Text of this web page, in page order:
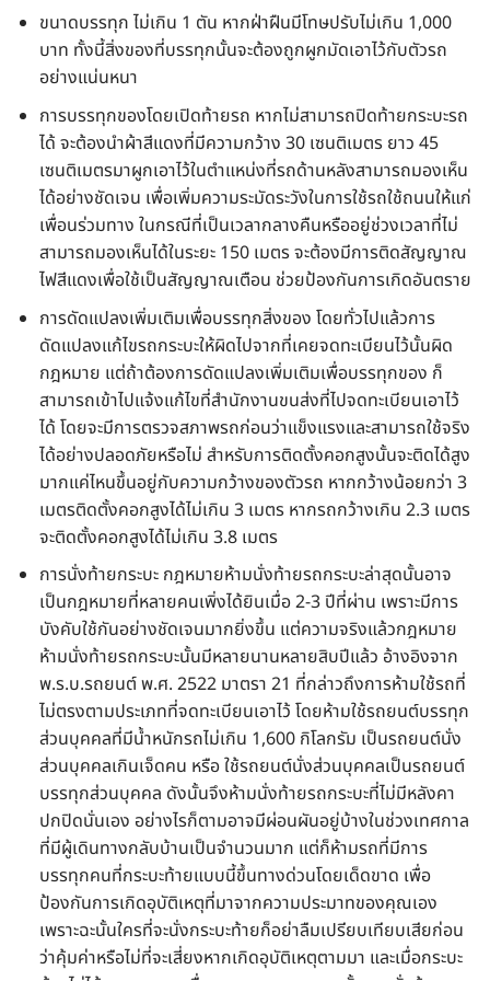
ขนาดบรรทุก ไม่เกิน 1 ตัน หากฝ่าฝืนมีโทษปรับไม่เกิน 1,000
บาท ทั้งนี้สิ่งของที่บรรทุกนั้นจะต้องถูกผูกมัดเอาไว้กับตัวรถ
อย่างแน่นหนา
การบรรทุกของโดยเปิดท้ายรถ หากไม่สามารถปิดท้ายกระบะรถ
ได้ จะต้องนำผ้าสีแดงที่มีความกว้าง 30 เซนติเมตร ยาว 45
เซนติเมตรมาผูกเอาไว้ในตำแหน่งที่รถด้านหลังสามารถมองเห็น
ได้อย่างชัดเจน เพื่อเพิ่มความระมัดระวังในการใช้รถใช้ถนนให้แก่
เพื่อนร่วมทาง ในกรณีที่เป็นเวลากลางคืนหรืออยู่ช่วงเวลาที่ไม่
สามารถมองเห็นได้ในระยะ 150 เมตร จะต้องมีการติดสัญญาณ
ไฟสีแดงเพื่อใช้เป็นสัญญาณเตือน ช่วยป้องกันการเกิดอันตราย
การดัดแปลงเพิ่มเติมเพื่อบรรทุกสิ่งของ โดยทั่วไปแล้วการ
ดัดแปลงแก้ไขรถกระบะให้ผิดไปจากที่เคยจดทะเบียนไว้นั้นผิด
กฎหมาย แต่ถ้าต้องการดัดแปลงเพิ่มเติมเพื่อบรรทุกของ ก็
สามารถเข้าไปแจ้งแก้ไขที่สำนักงานขนส่งที่ไปจดทะเบียนเอาไว้
ได้ โดยจะมีการตรวจสภาพรถก่อนว่าแข็งแรงและสามารถใช้จริง
ได้อย่างปลอดภัยหรือไม่ สำหรับการติดตั้งคอกสูงนั้นจะติดได้สูง
มากแค่ไหนขึ้นอยู่กับความกว้างของตัวรถ หากกว้างน้อยกว่า 3
เมตรติดตั้งคอกสูงได้ไม่เกิน 3 เมตร หากรถกว้างเกิน 2.3 เมตร
จะติดตั้งคอกสูงได้ไม่เกิน 3.8 เมตร
การนั่งท้ายกระบะ กฎหมายห้ามนั่งท้ายรถกระบะล่าสุดนั้นอาจ
เป็นกฎหมายที่หลายคนเพิ่งได้ยินเมื่อ 2-3 ปีที่ผ่าน เพราะมีการ
บังคับใช้กันอย่างชัดเจนมากยิ่งขึ้น แต่ความจริงแล้วกฎหมาย
ห้ามนั่งท้ายรถกระบะนั้นมีหลายนานหลายสิบปีแล้ว อ้างอิงจาก
พ.ร.บ.รถยนต์ พ.ศ. 2522 มาตรา 21 ที่กล่าวถึงการห้ามใช้รถที่
ไม่ตรงตามประเภทที่จดทะเบียนเอาไว้ โดยห้ามใช้รถยนต์บรรทุก
ส่วนบุคคลที่มีน้ำหนักรถไม่เกิน 1,600 กิโลกรัม เป็นรถยนต์นั่ง
ส่วนบุคคลเกินเจ็ดคน หรือ ใช้รถยนต์นั่งส่วนบุคคลเป็นรถยนต์
บรรทุกส่วนบุคคล ดังนั้นจึงห้ามนั่งท้ายรถกระบะที่ไม่มีหลังคา
ปกปิดนั่นเอง อย่างไรก็ตามอาจมีผ่อนผันอยู่บ้างในช่วงเทศกาล
ที่มีผู้เดินทางกลับบ้านเป็นจำนวนมาก แต่ก็ห้ามรถที่มีการ
บรรทุกคนที่กระบะท้ายแบบนี้ขึ้นทางด่วนโดยเด็ดขาด เพื่อ
ป้องกันการเกิดอุบัติเหตุที่มาจากความประมาทของคุณเอง
เพราะฉะนั้นใครที่จะนั่งกระบะท้ายก็อย่าลืมเปรียบเทียบเสียก่อน
ว่าคุ้มค่าหรือไม่ที่จะเสี่ยงหากเกิดอุบัติเหตุตามมา และเมื่อกระบะ